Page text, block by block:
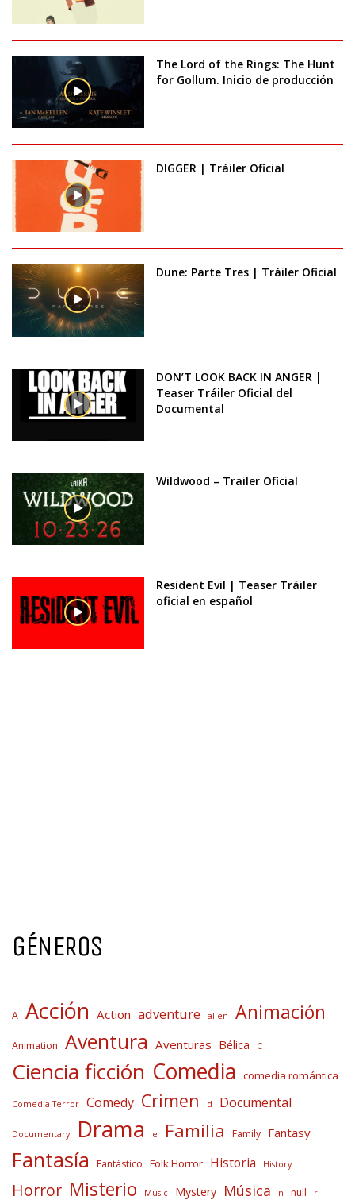
The Lord of the Rings: The Hunt
for Gollum. Inicio de producción
DIGGER | Tráiler Oficial
Dune: Parte Tres | Tráiler Oficial
DON’T LOOK BACK IN ANGER |
Teaser Tráiler Oficial del
Documental
Wildwood – Trailer Oficial
Resident Evil | Teaser Tráiler
oficial en español
GÉNEROS
A Acción Action adventure alien Animación
Animation Aventura Aventuras Bélica C
Ciencia ficción Comedia comedia romántica
Comedia Terror Comedy Crimen d Documental
Documentary Drama e Familia Family Fantasy
Fantasía Fantástico Folk Horror Historia History
Horror Misterio Music Mystery Música n null r